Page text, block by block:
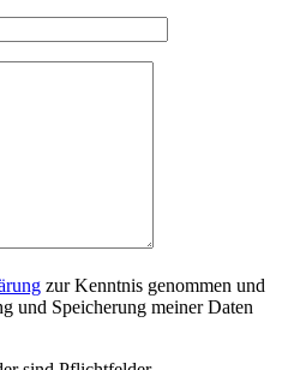
zur Kenntnis genommen und
und Speicherung meiner Daten